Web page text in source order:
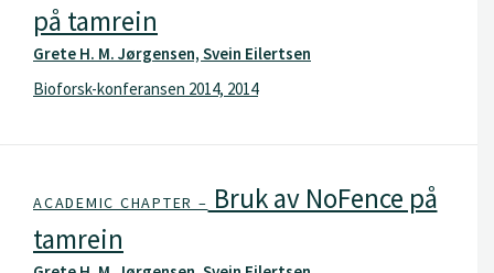
på tamrein
Grete H. M. Jørgensen, Svein Eilertsen
Bioforsk-konferansen 2014, 2014
ACADEMIC CHAPTER – Bruk av NoFence på
tamrein